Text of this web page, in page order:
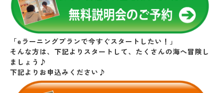
「eラーニングプランで今すぐスタートしたい！」
そんな方は、下記よりスタートして、たくさんの海へ冒険し
ましょう♪
下記よりお申込みください♪